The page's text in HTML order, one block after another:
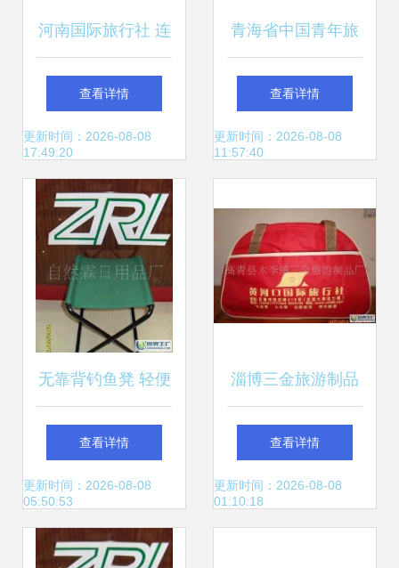
河南国际旅行社 连
接中原与世界的桥
梁
查看详情
更新时间：2026-08-08
17:49:20
青海省中国青年旅
行社有限责任公司
深耕高原旅游，服
查看详情
更新时间：2026-08-08
11:57:40
无靠背钓鱼凳 轻便
设计成旅行社热门
之选，助阵世博会
便捷出行
查看详情
更新时间：2026-08-08
05:50:53
淄博三金旅游制品
厂二手设备转让，
助力旅行社产业升
查看详情
更新时间：2026-08-08
01:10:18